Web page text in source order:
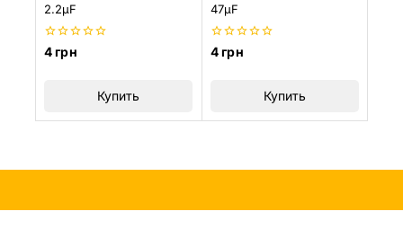
2.2µF
0
4грн
Купить
47µF
0
4грн
Купить